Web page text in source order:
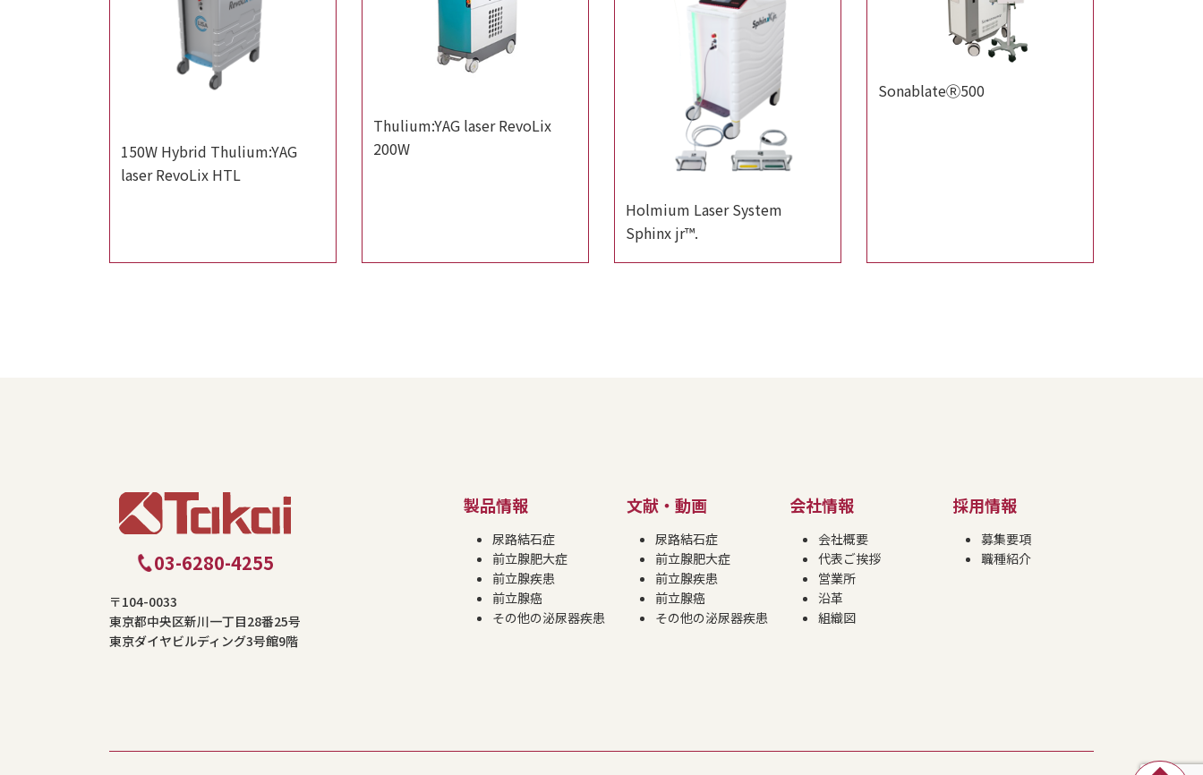
150W Hybrid Thulium:YAG
laser RevoLix HTL
Thulium:YAG laser RevoLix
200W
Holmium Laser System
Sphinx jr™.
SonablateⓇ500
03-6280-4255
〒104-0033
東京都中央区新川一丁目28番25号
東京ダイヤビルディング3号館9階
製品情報
尿路結石症
前立腺肥大症
前立腺疾患
前立腺癌
その他の泌尿器疾患
文献・動画
尿路結石症
前立腺肥大症
前立腺疾患
前立腺癌
その他の泌尿器疾患
会社情報
会社概要
代表ご挨拶
営業所
沿革
組織図
採用情報
募集要項
職種紹介